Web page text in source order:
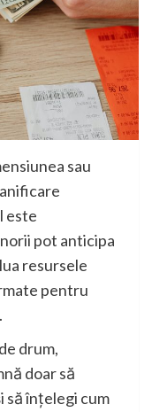
sau
este
pot anticipa
resursele
pentru
drum,
doar să
să înțelegi cum